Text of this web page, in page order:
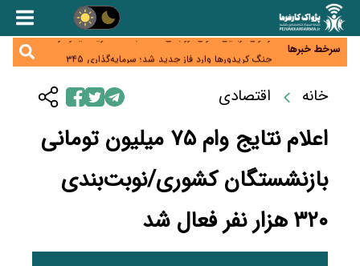
سرخط خبرها
همایش و مسابقه نذری ماه صفر برگزار شد
زائران اربعین نگران ارز باقی‌مانده نباشند؛ خرید دینار در
بانک‌ها و صرافی‌ها
جنگ کریدورها وارد فاز جدید شد؛ سرمایه‌گذاری ۳۴۵
میلیارد دلاری اوراسیا تا ۲۰۳۵
شبکه کمتر توسعه می‌یابد
تأمین سرمایه در گردش بدون خلق نقدینگی؛ نقش
خانه اقتصادی
اعلام نتایج وام ۷۵ میلیون تومانی
بازنشستگان کشوری/نوبت‌بندی
۳۲۰ هزار نفر فعال شد